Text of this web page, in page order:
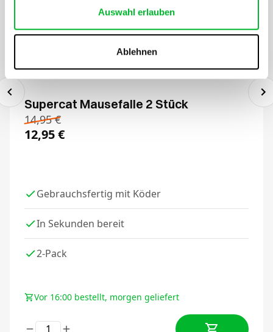
Auswahl erlauben
Ablehnen
Supercat Mausefalle 2 Stück
14,95€
12,95€
Gebrauchsfertig mit Köder
In Sekunden bereit
2-Pack
Vor 16:00 bestellt, morgen geliefert